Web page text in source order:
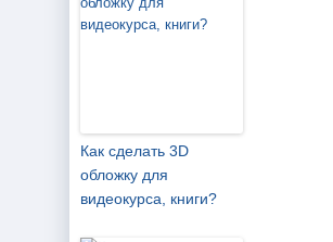
Как сделать 3D
обложку для
видеокурса, книги?